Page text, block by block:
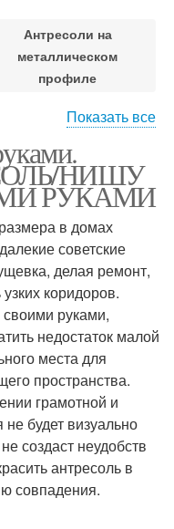
Антресоли на
металлическом
профиле
Антресоли в тумбу
Показать все
НИШУ
РУКАМИ
в домах
советские
делая ремонт,
коридоров.
руками,
недостаток малой
места для
пространства.
грамотной и
не будет визуально
создаст неудобств
антресоль в
совпадения.